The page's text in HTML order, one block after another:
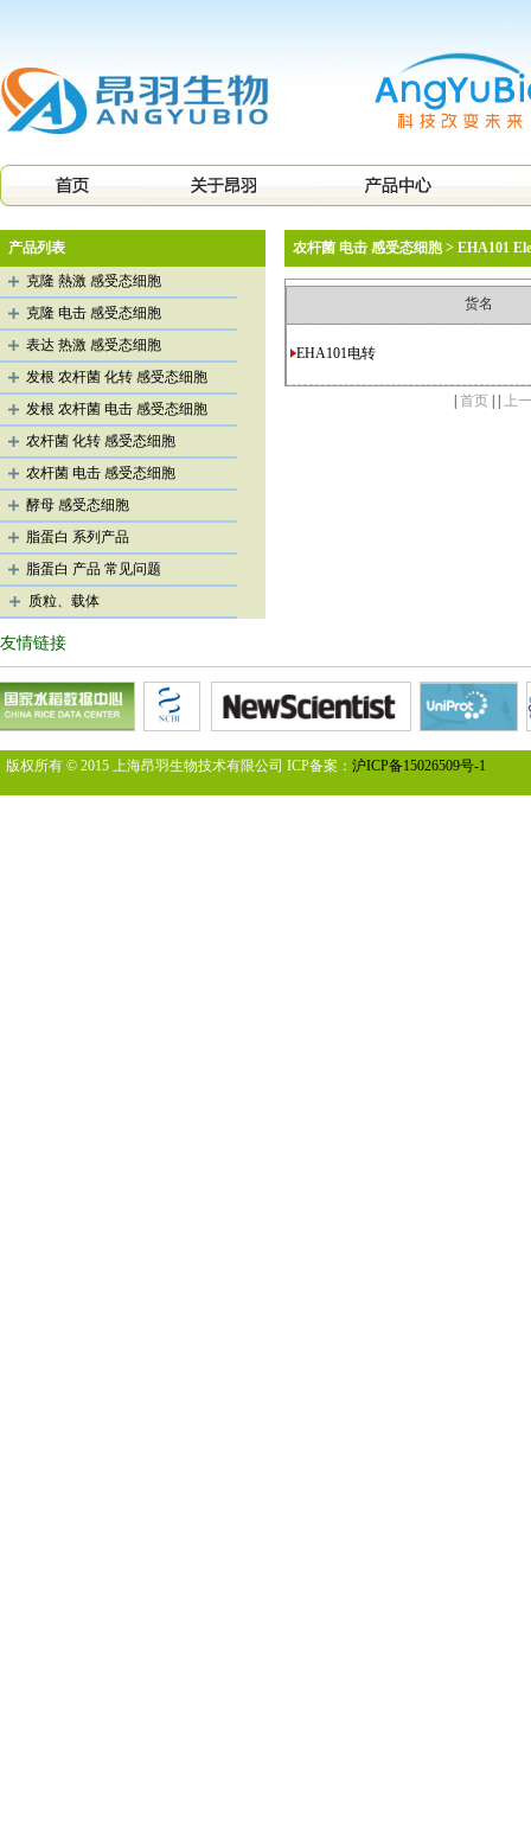
产品列表
克隆 熱激 感受态细胞
克隆 电击 感受态细胞
表达 热激 感受态细胞
发根 农杆菌 化转 感受态细胞
发根 农杆菌 电击 感受态细胞
农杆菌 化转 感受态细胞
农杆菌 电击 感受态细胞
酵母 感受态细胞
脂蛋白 系列产品
脂蛋白 产品 常见问题
质粒、载体
农杆菌 电击 感受态细胞 > EHA101
货名
EHA101电转
首页| | 上
友情链接
版权所有 © 2015 上海昂羽生物技术有限公司 ICP备案： 沪ICP备15026509号-1